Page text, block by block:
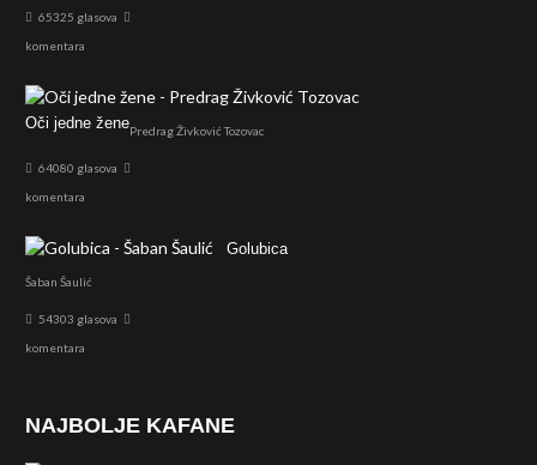
65325 glasova
komentara
Oči jedne ženePredrag Živković Tozovac
64080 glasova
komentara
Golubica
Šaban Šaulić
54303 glasova
komentara
NAJBOLJE KAFANE